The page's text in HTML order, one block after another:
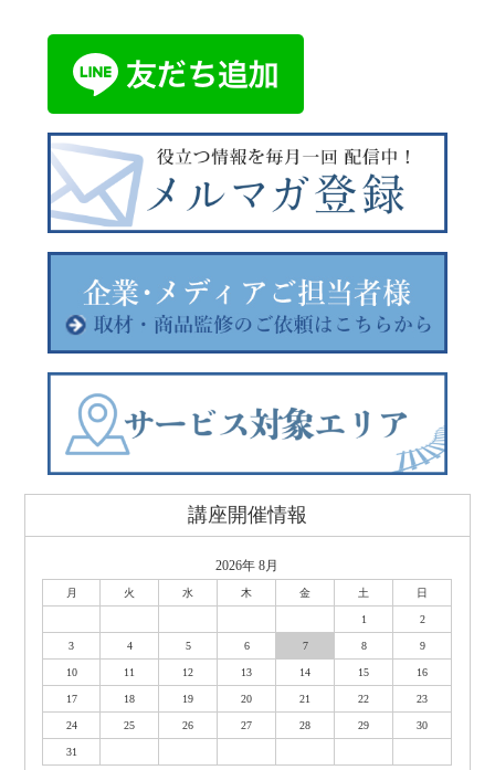
講座開催情報
2026年 8月
月 火 水 木 金 土 日
1 2
3 4 5 6 7 8 9
10 11 12 13 14 15 16
17 18 19 20 21 22 23
24 25 26 27 28 29 30
31